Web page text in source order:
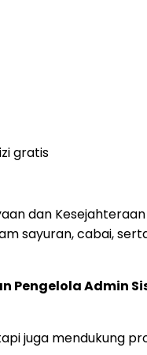
gratis
dan
sayuran, cabai,
Pengelola Admin
juga mendukung